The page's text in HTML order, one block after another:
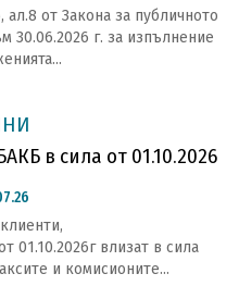
от Закона за публичното
30.06.2026 г. за изпълнение
в сила от 01.10.2026
01.10.2026г влизат в сила
и комисионите...